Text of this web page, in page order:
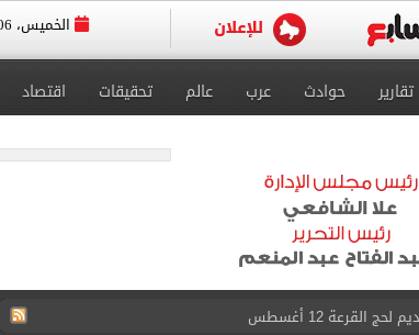
الخميس، 06 أغسطس 2026
تقارير حوادث عرب عالم تحقيقات اقتصاد
القرعة 12 أغسطس